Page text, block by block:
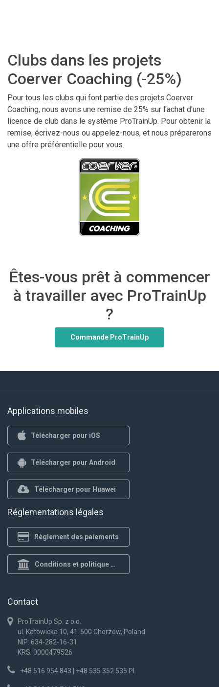
Clubs dans les projets
Coerver Coaching (-25%)
Pour tous les clubs qui font partie des projets Coerver
Coaching, nous avons une remise de 25% sur l'achat d'une
licence de club dans le système ProTrainUp. Pour obtenir la
remise, écrivez-nous ou appelez-nous, et nous préparerons
une offre préférentielle pour vous.
Êtes-vous prêt à commencer
à travailler avec ProTrainUp
?
Commande ProTrainUp
Applications mobiles
Télécharger pour iOS
Télécharger pour Android
Télécharger pour Huawei
Réglementations légales
Règlement des paiements
Conditions et politique de confidentialité
Contact
ProTrainUp Sp. z o.o.
ul. Katowicka 10, 41-500 Chorzów, Poland
NIP: 634-282-16-31
KRS: 0000479526
+48 516 954 843 | +48 535 352 535 PL